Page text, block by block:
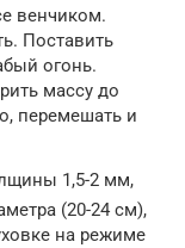
венчиком.
Поставить
огонь.
массу до
перемешать и
1,5-2 мм,
(20-24 см),
на режиме